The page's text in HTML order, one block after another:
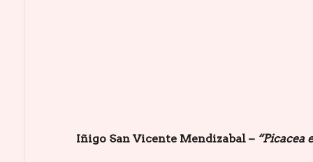
Iñigo San Vicente Mendizabal – “Picacea